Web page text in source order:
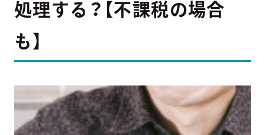
処理する？【不課税の場合
も】